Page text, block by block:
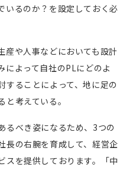
いるのか？を設定しておく必
や人事などにおいても設計
によって自社のPLにどのよ
することによって、地に足の
考えている。
べき姿になるため、 3つの
長の右腕を育成して、経営企
スを提供しております。「中